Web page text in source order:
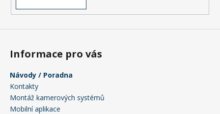
Informace pro vás
Návody / Poradna
Kontakty
Montáž kamerových systémů
Mobilní aplikace